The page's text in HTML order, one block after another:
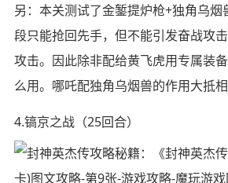
另：本关测试了金錾提炉枪+独角乌
段只能抢回先手，但不能引发奋战攻
攻击。因此除非配给黄飞虎用专属装
么用。哪吒配独角乌烟兽的作用大抵相
4.镐京之战（25回合）